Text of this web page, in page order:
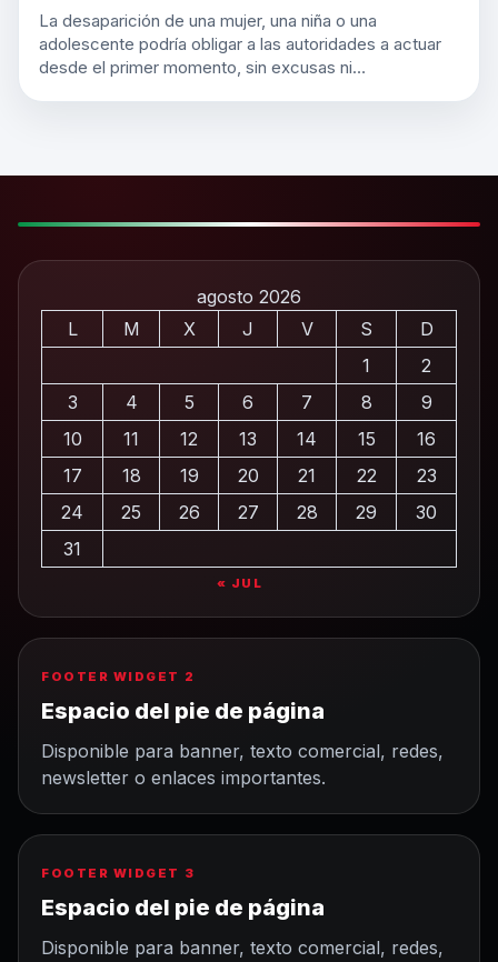
La desaparición de una mujer, una niña o una
adolescente podría obligar a las autoridades a actuar
desde el primer momento, sin excusas ni…
agosto 2026
L
M X J V S
D
1
2
3
4 5 6 7 8
9
10
11 12 13 14 15
16
17
18 19 20 21 22
23
24
25 26 27 28 29
30
31
« JUL
FOOTER WIDGET 2
Espacio del pie de página
Disponible para banner, texto comercial, redes,
newsletter o enlaces importantes.
FOOTER WIDGET 3
Espacio del pie de página
Disponible para banner, texto comercial, redes,